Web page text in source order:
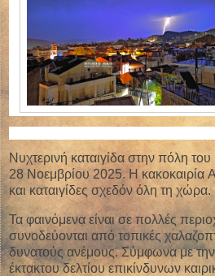
Νυχτερινή καταιγίδα στην πόλη
28 Νοεμβρίου 2025. Η κακοκαιρία
και καταιγίδες σχεδόν όλη τη χώρα.
Τα φαινόμενα είναι σε πολλές
συνοδεύονται από τοπικές
δυνατούς ανέμους. Σύμφωνα με την
έκτακτου δελτίου επικίνδυνων